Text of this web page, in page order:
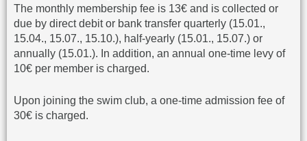
The monthly membership fee is 13€ and is collected or
due by direct debit or bank transfer quarterly (15.01.,
15.04., 15.07., 15.10.), half-yearly (15.01., 15.07.) or
annually (15.01.). In addition, an annual one-time levy of
10€ per member is charged.
Upon joining the swim club, a one-time admission fee of
30€ is charged.